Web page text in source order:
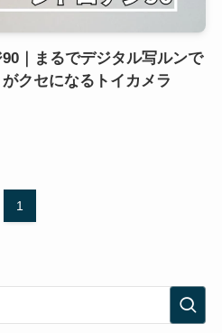
90｜まるでデジタル写ルンで
クセになるトイカメラ
1